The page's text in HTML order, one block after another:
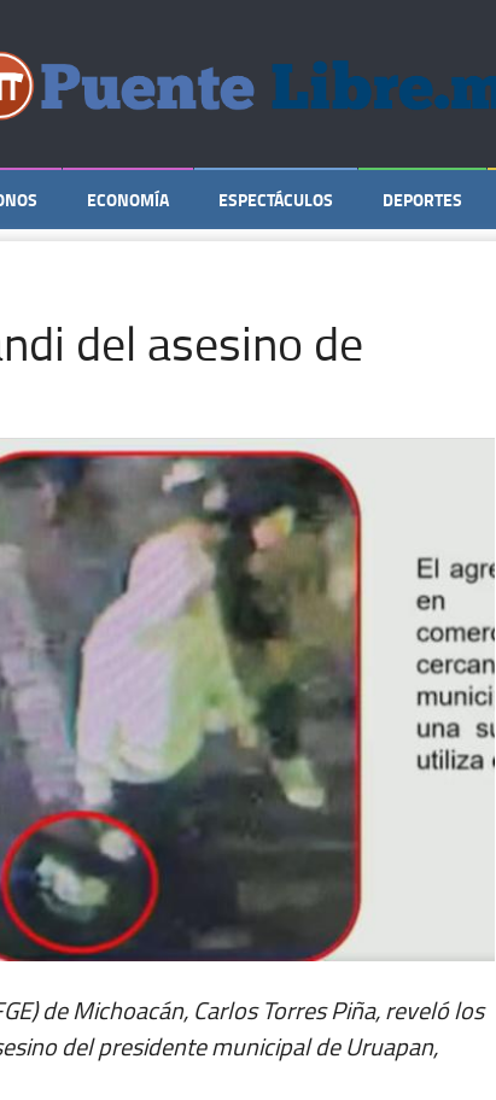
ECONOMÍA ESPECTÁCULOS DEPORTES
del asesino de
de Michoacán, Carlos Torres Piña, reveló los
del presidente municipal de Uruapan,